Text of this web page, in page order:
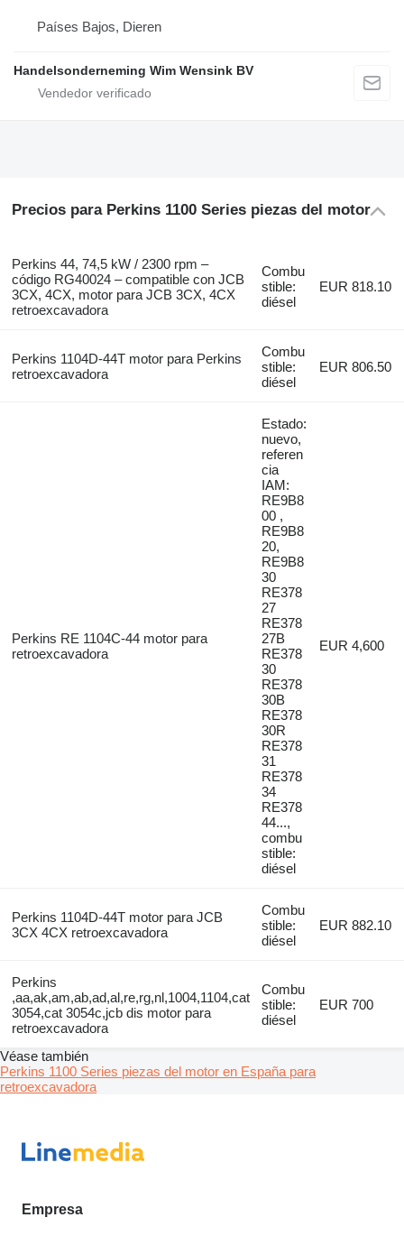
Países Bajos, Dieren
Handelsonderneming Wim Wensink BV
Precios para Perkins 1100 Series piezas del motor
Perkins 44, 74,5 kW / 2300 rpm –
código RG40024 – compatible con JCB
3CX, 4CX, motor para JCB 3CX, 4CX
retroexcavadora
Combu
stible:
diésel
EUR 818.10
Perkins 1104D-44T motor para Perkins
retroexcavadora
Combu
stible:
diésel
EUR 806.50
Perkins RE 1104C-44 motor para
retroexcavadora
Estado:
nuevo,
referen
cia
IAM:
RE9B8
00 ,
RE9B8
20,
RE9B8
30
RE378
27
RE378
27B
RE378
30
RE378
30B
RE378
30R
RE378
31
RE378
34
RE378
44...,
combu
stible:
diésel
EUR 4,600
Perkins 1104D-44T motor para JCB
3CX 4CX retroexcavadora
Combu
stible:
diésel
EUR 882.10
Perkins
,aa,ak,am,ab,ad,al,re,rg,nl,1004,1104,cat
3054,cat 3054c,jcb dis motor para
retroexcavadora
Combu
stible:
diésel
EUR 700
Véase también
Perkins 1100 Series piezas del motor en España para
retroexcavadora
Empresa